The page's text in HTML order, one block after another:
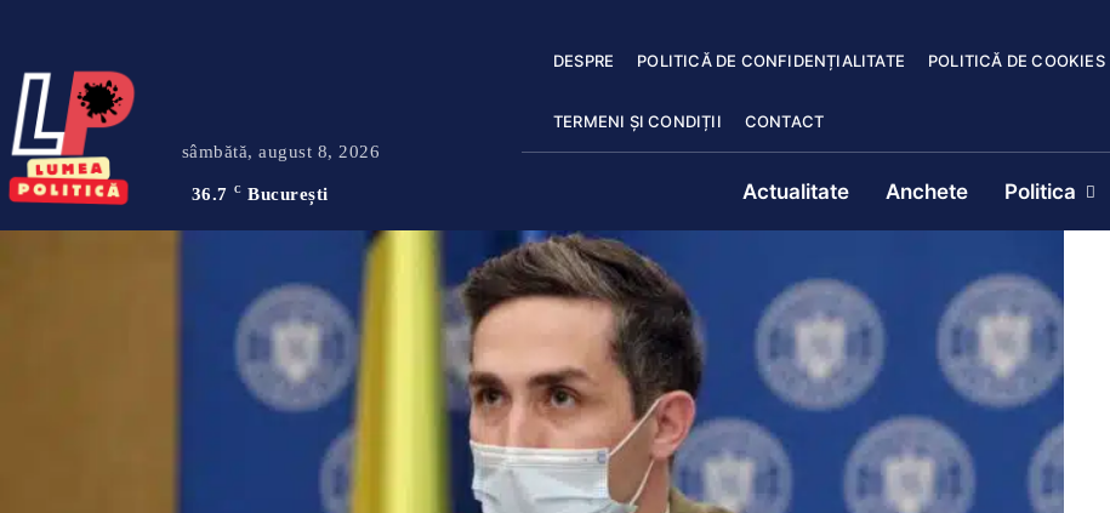
sâmbătă, august 8, 2026
36.7 C București
DESPRE POLITICĂ DE CONFIDENȚIALITATE POLITICĂ DE COOKIES
TERMENI ȘI CONDIȚII CONTACT
Actualitate Anchete Politica